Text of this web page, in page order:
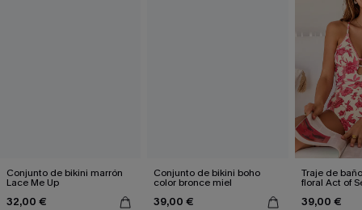
Conjunto de bikini marrón
Lace Me Up
32,00 €
Conjunto de bikini boho
color bronce miel
39,00 €
Traje de
floral Act of
39,00 €